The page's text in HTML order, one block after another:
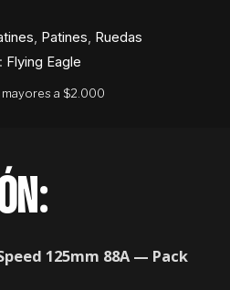
, Patines, Ruedas
Flying Eagle
a $2.000
125mm 88A — Pack